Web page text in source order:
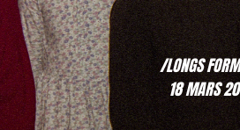
/LONGS
18 MARS